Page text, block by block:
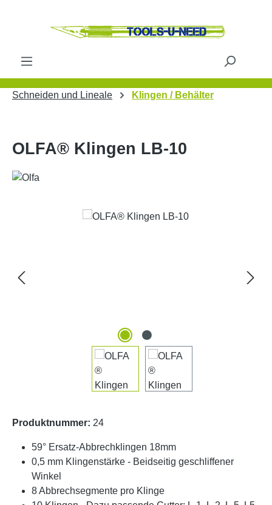
Schneiden und Lineale Klingen / Behälter
OLFA® Klingen LB-10
Bildergalerie überspringen
Produktnummer: 24
59° Ersatz-Abbrechklingen 18mm
0,5 mm Klingenstärke - Beidseitig geschliffener
Winkel
8 Abbrechsegmente pro Klinge